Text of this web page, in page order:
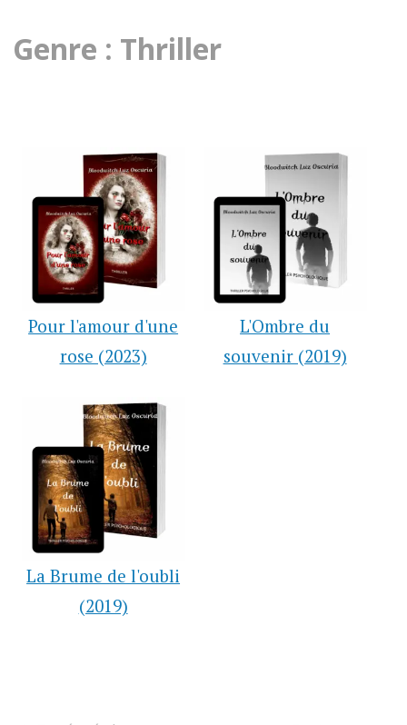
Genre : Thriller
Pour l'amour d'une
rose (2023)
L'Ombre du
souvenir (2019)
La Brume de l'oubli
(2019)
LES